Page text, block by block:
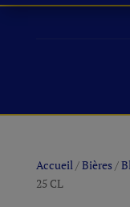
Accueil/Bières/
25 CL